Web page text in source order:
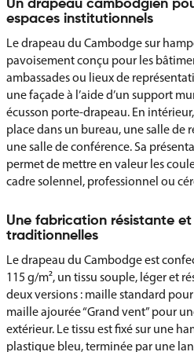
Un drapeau cambodgien
espaces institutionnels
Le drapeau du Cambodge sur
pavoisement conçu pour les
ambassades ou lieux de
une façade à l’aide d’un support
écusson porte-drapeau. En
place dans un bureau, une salle de
une salle de conférence. Sa
permet de mettre en valeur les
cadre solennel, professionnel ou
Une fabrication résistante
traditionnelles
Le drapeau du Cambodge est
115 g/m², un tissu souple, léger et
deux versions : maille standard
maille ajourée “Grand vent” pour
extérieur. Le tissu est fixé sur une
plastique bleu, terminée par une